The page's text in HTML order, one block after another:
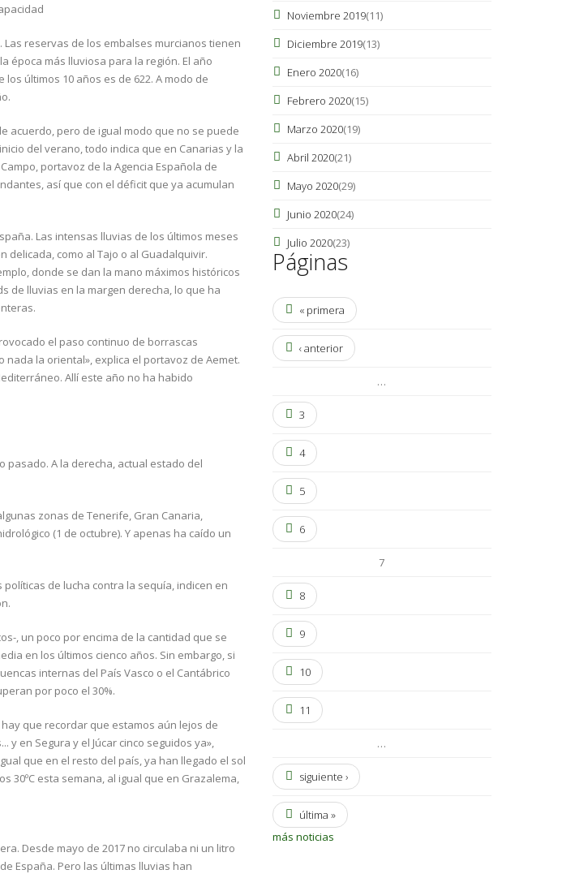
reservas de los embalses murcianos tienen
época más lluviosa para la región. El año
últimos 10 años es de 622. A modo de
acuerdo, pero de igual modo que no se puede
del verano, todo indica que en Canarias y la
portavoz de la Agencia Española de
así que con el déficit que ya acumulan
Las intensas lluvias de los últimos meses
delicada, como al Tajo o al Guadalquivir.
donde se dan la mano máximos históricos
de lluvias en la margen derecha, lo que ha
el paso continuo de borrascas
nada la oriental», explica el portavoz de Aemet.
Allí este año no ha habido
pasado. A la derecha, actual estado del
zonas de Tenerife, Gran Canaria,
(1 de octubre). Y apenas ha caído un
de lucha contra la sequía, indicen en
, un poco por encima de la cantidad que se
en los últimos cienco años. Sin embargo, si
internas del País Vasco o el Cantábrico
por poco el 30%.
que recordar que estamos aún lejos de
en Segura y el Júcar cinco seguidos ya»,
que en el resto del país, ya han llegado el sol
30ºC esta semana, al igual que en Grazalema,
Desde mayo de 2017 no circulaba ni un litro
España. Pero las últimas lluvias han
Noviembre 2019(11)
Diciembre 2019(13)
Enero 2020(16)
Febrero 2020(15)
Marzo 2020(19)
Abril 2020(21)
Mayo 2020(29)
Junio 2020(24)
Julio 2020(23)
Páginas
« primera
‹ anterior
…
3
4
5
6
7
8
9
10
11
…
siguiente ›
última »
más noticias